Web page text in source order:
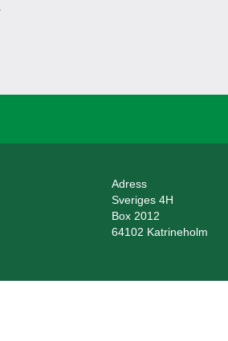
Adress
Sveriges 4H
Box 2012
64102 Katrineholm